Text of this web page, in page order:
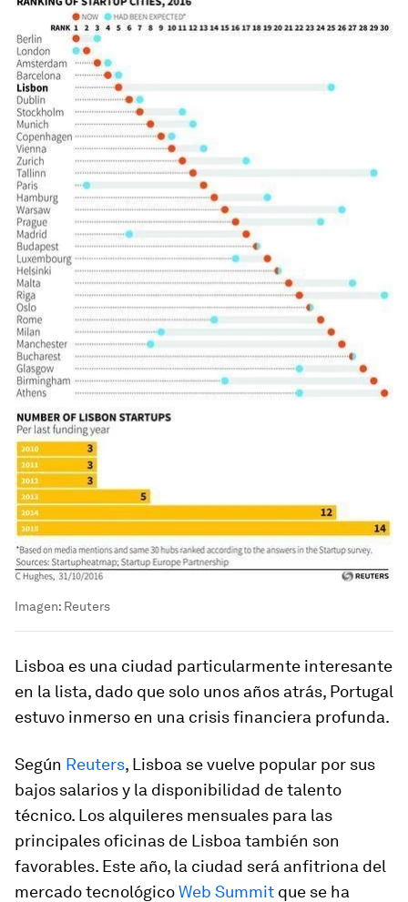
Imagen: Reuters
Lisboa es una ciudad particularmente interesante
en la lista, dado que solo unos años atrás, Portugal
estuvo inmerso en una crisis financiera profunda.
Según Reuters, Lisboa se vuelve popular por sus
bajos salarios y la disponibilidad de talento
técnico. Los alquileres mensuales para las
principales oficinas de Lisboa también son
favorables. Este año, la ciudad será anfitriona del
mercado tecnológicoWeb Summit que se ha